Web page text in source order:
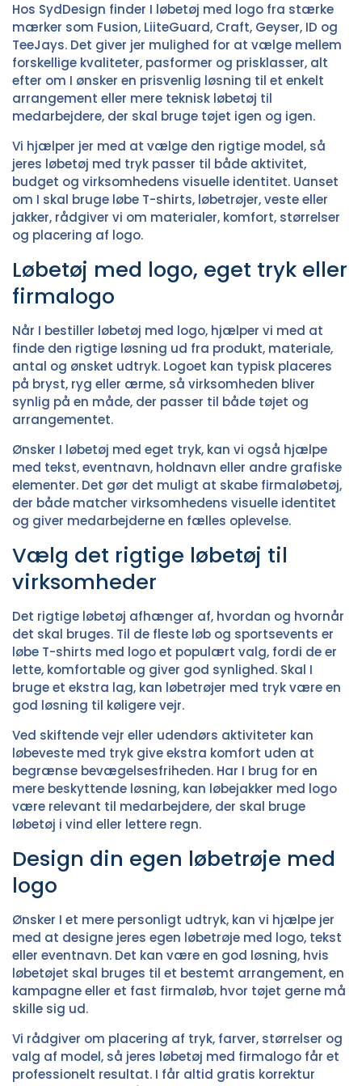
Hos SydDesign finder I løbetøj med logo fra stærke
mærker som Fusion, LiiteGuard, Craft, Geyser, ID og
TeeJays. Det giver jer mulighed for at vælge mellem
forskellige kvaliteter, pasformer og prisklasser, alt
efter om I ønsker en prisvenlig løsning til et enkelt
arrangement eller mere teknisk løbetøj til
medarbejdere, der skal bruge tøjet igen og igen.
Vi hjælper jer med at vælge den rigtige model, så
jeres løbetøj med tryk passer til både aktivitet,
budget og virksomhedens visuelle identitet. Uanset
om I skal bruge løbe T-shirts, løbetrøjer, veste eller
jakker, rådgiver vi om materialer, komfort, størrelser
og placering af logo.
Løbetøj med logo, eget tryk eller
firmalogo
Når I bestiller løbetøj med logo, hjælper vi med at
finde den rigtige løsning ud fra produkt, materiale,
antal og ønsket udtryk. Logoet kan typisk placeres
på bryst, ryg eller ærme, så virksomheden bliver
synlig på en måde, der passer til både tøjet og
arrangementet.
Ønsker I løbetøj med eget tryk, kan vi også hjælpe
med tekst, eventnavn, holdnavn eller andre grafiske
elementer. Det gør det muligt at skabe firmaløbetøj,
der både matcher virksomhedens visuelle identitet
og giver medarbejderne en fælles oplevelse.
Vælg det rigtige løbetøj til
virksomheder
Det rigtige løbetøj afhænger af, hvordan og hvornår
det skal bruges. Til de fleste løb og sportsevents er
løbe T-shirts med logoet populært valg, fordi de er
lette, komfortable og giver god synlighed. Skal I
bruge et ekstra lag, kan løbetrøjer med trykvære en
god løsning til køligere vejr.
Ved skiftende vejr eller udendørs aktiviteter kan
løbeveste med tryk give ekstra komfort uden at
begrænse bevægelsesfriheden. Har I brug for en
mere beskyttende løsning, kan løbejakker med logo
være relevant til medarbejdere, der skal bruge
løbetøj i vind eller lettere regn.
Design din egen løbetrøje med
logo
Ønsker I et mere personligt udtryk, kan vi hjælpe jer
med at designe jeres egen løbetrøje med logo, tekst
eller eventnavn. Det kan være en god løsning, hvis
løbetøjet skal bruges til et bestemt arrangement, en
kampagne eller et fast firmaløb, hvor tøjet gerne må
skille sig ud.
Vi rådgiver om placering af tryk, farver, størrelser og
valg af model, så jeres løbetøj med firmalogo får et
professionelt resultat. I får altid gratis korrektur